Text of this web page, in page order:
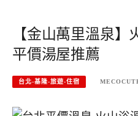
【金山萬里溫泉
平價湯屋推薦
台北-基隆-旅遊-住宿